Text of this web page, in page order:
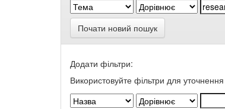
Почати новий пошук
Додати фільтри:
Використовуйте фільтри для уточнення